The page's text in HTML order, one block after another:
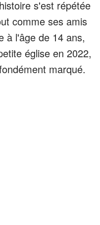
s'est répétée
comme ses amis
à l'âge de 14 ans,
église en 2022,
marqué.